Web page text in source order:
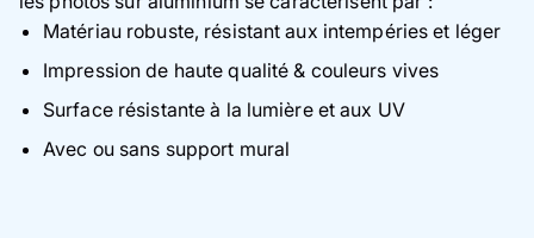
Matériau robuste, résistant aux intempéries et léger
Impression de haute qualité & couleurs vives
Surface résistante à la lumière et aux UV
Avec ou sans support mural